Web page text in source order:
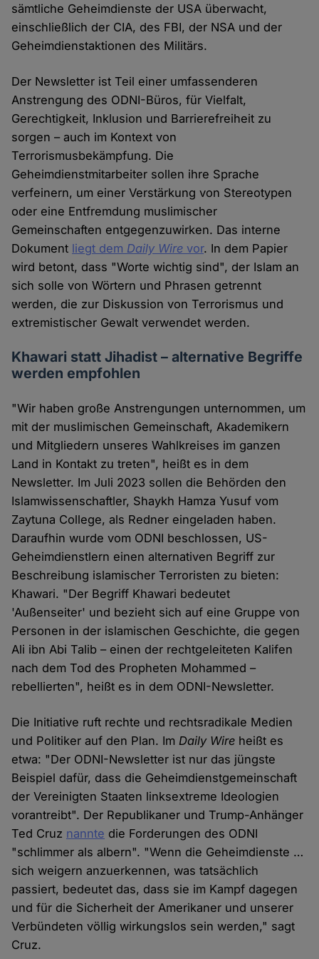
sämtliche Geheimdienste der USA überwacht,
einschließlich der CIA, des FBI, der NSA und der
Geheimdienstaktionen des Militärs.
Der Newsletter ist Teil einer umfassenderen
Anstrengung des ODNI-Büros, für Vielfalt,
Gerechtigkeit, Inklusion und Barrierefreiheit zu
sorgen – auch im Kontext von
Terrorismusbekämpfung. Die
Geheimdienstmitarbeiter sollen ihre Sprache
verfeinern, um einer Verstärkung von Stereotypen
oder eine Entfremdung muslimischer
Gemeinschaften entgegenzuwirken. Das interne
Dokument liegt dem Daily Wire vor. In dem Papier
wird betont, dass "Worte wichtig sind", der Islam an
sich solle von Wörtern und Phrasen getrennt
werden, die zur Diskussion von Terrorismus und
extremistischer Gewalt verwendet werden.
Khawari statt Jihadist – alternative Begriffe
werden empfohlen
"Wir haben große Anstrengungen unternommen, um
mit der muslimischen Gemeinschaft, Akademikern
und Mitgliedern unseres Wahlkreises im ganzen
Land in Kontakt zu treten", heißt es in dem
Newsletter. Im Juli 2023 sollen die Behörden den
Islamwissenschaftler, Shaykh Hamza Yusuf vom
Zaytuna College, als Redner eingeladen haben.
Daraufhin wurde vom ODNI beschlossen, US-
Geheimdienstlern einen alternativen Begriff zur
Beschreibung islamischer Terroristen zu bieten:
Khawari. "Der Begriff Khawari bedeutet
'Außenseiter' und bezieht sich auf eine Gruppe von
Personen in der islamischen Geschichte, die gegen
Ali ibn Abi Talib – einen der rechtgeleiteten Kalifen
nach dem Tod des Propheten Mohammed –
rebellierten", heißt es in dem ODNI-Newsletter.
Die Initiative ruft rechte und rechtsradikale Medien
und Politiker auf den Plan. ImDaily Wire heißt es
etwa: "Der ODNI-Newsletter ist nur das jüngste
Beispiel dafür, dass die Geheimdienstgemeinschaft
der Vereinigten Staaten linksextreme Ideologien
vorantreibt". Der Republikaner und Trump-Anhänger
Ted Cruz nannte die Forderungen des ODNI
"schlimmer als albern". "Wenn die Geheimdienste …
sich weigern anzuerkennen, was tatsächlich
passiert, bedeutet das, dass sie im Kampf dagegen
und für die Sicherheit der Amerikaner und unserer
Verbündeten völlig wirkungslos sein werden," sagt
Cruz.